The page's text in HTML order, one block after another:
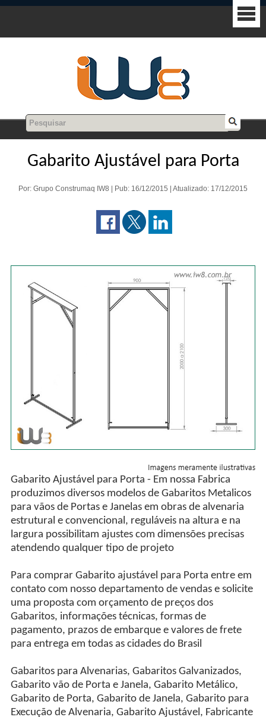
Gabarito Ajustável para Porta
Por: Grupo Construmaq IW8 | Pub: 16/12/2015 | Atualizado: 17/12/2015
Gabarito Ajustável para Porta - Em nossa Fabrica
produzimos diversos modelos de Gabaritos Metalicos
para vãos de Portas e Janelas em obras de alvenaria
estrutural e convencional, reguláveis na altura e na
largura possibilitam ajustes com dimensões precisas
atendendo qualquer tipo de projeto
Para comprar Gabarito ajustável para Porta entre em
contato com nosso departamento de vendas e solicite
uma proposta com orçamento de preços dos
Gabaritos, informações técnicas, formas de
pagamento, prazos de embarque e valores de frete
para entrega em todas as cidades do Brasil
Gabaritos para Alvenarias, Gabaritos Galvanizados,
Gabarito vão de Porta e Janela, Gabarito Metálico,
Gabarito de Porta, Gabarito de Janela, Gabarito para
Execução de Alvenaria, Gabarito Ajustável, Fabricante